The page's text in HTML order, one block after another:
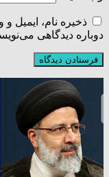
ذخیره نام، ایمیل
دوباره دیدگاهی